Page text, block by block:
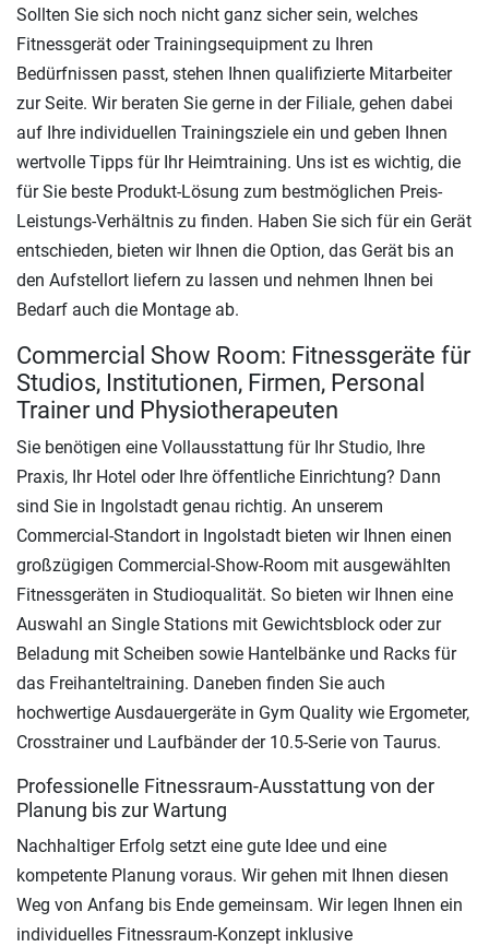
Sollten Sie sich noch nicht ganz sicher sein, welches
Fitnessgerät oder Trainingsequipment zu Ihren
Bedürfnissen passt, stehen Ihnen qualifizierte Mitarbeiter
zur Seite. Wir beraten Sie gerne in der Filiale, gehen dabei
auf Ihre individuellen Trainingsziele ein und geben Ihnen
wertvolle Tipps für Ihr Heimtraining. Uns ist es wichtig, die
für Sie beste Produkt-Lösung zum bestmöglichen Preis-
Leistungs-Verhältnis zu finden. Haben Sie sich für ein Gerät
entschieden, bieten wir Ihnen die Option, das Gerät bis an
den Aufstellort liefern zu lassen und nehmen Ihnen bei
Bedarf auch die Montage ab.
Commercial Show Room: Fitnessgeräte für
Studios, Institutionen, Firmen, Personal
Trainer und Physiotherapeuten
Sie benötigen eine Vollausstattung für Ihr Studio, Ihre
Praxis, Ihr Hotel oder Ihre öffentliche Einrichtung? Dann
sind Sie in Ingolstadt genau richtig. An unserem
Commercial-Standort in Ingolstadt bieten wir Ihnen einen
großzügigen Commercial-Show-Room mit ausgewählten
Fitnessgeräten in Studioqualität. So bieten wir Ihnen eine
Auswahl an Single Stations mit Gewichtsblock oder zur
Beladung mit Scheiben sowie Hantelbänke und Racks für
das Freihanteltraining. Daneben finden Sie auch
hochwertige Ausdauergeräte in Gym Quality wie Ergometer,
Crosstrainer und Laufbänder der 10.5-Serie von Taurus.
Professionelle Fitnessraum-Ausstattung von der
Planung bis zur Wartung
Nachhaltiger Erfolg setzt eine gute Idee und eine
kompetente Planung voraus. Wir gehen mit Ihnen diesen
Weg von Anfang bis Ende gemeinsam. Wir legen Ihnen ein
individuelles Fitnessraum-Konzept inklusive